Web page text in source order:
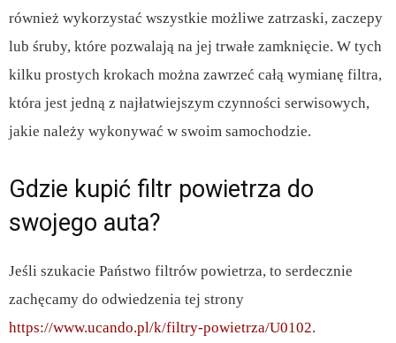
również wykorzystać wszystkie możliwe zatrzaski, zaczepy
lub śruby, które pozwalają na jej trwałe zamknięcie. W tych
kilku prostych krokach można zawrzeć całą wymianę filtra,
która jest jedną z najłatwiejszym czynności serwisowych,
jakie należy wykonywać w swoim samochodzie.
Gdzie kupić filtr powietrza do
swojego auta?
Jeśli szukacie Państwo filtrów powietrza, to serdecznie
zachęcamy do odwiedzenia tej strony
https://www.ucando.pl/k/filtry-powietrza/U0102.